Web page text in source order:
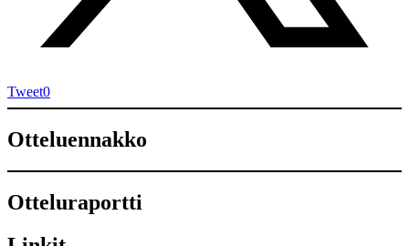
Tweet0
Otteluennakko
Otteluraportti